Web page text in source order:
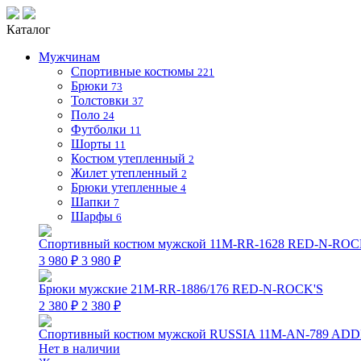
Каталог
Мужчинам
Спортивные костюмы 221
Брюки 73
Толстовки 37
Поло 24
Футболки 11
Шорты 11
Костюм утепленный 2
Жилет утепленный 2
Брюки утепленные 4
Шапки 7
Шарфы 6
Спортивный костюм мужской 11M-RR-1628 RED-N-
3 980 ₽ 3 980 ₽
Брюки мужские 21M-RR-1886/176 RED-N-ROCK'S
2 380 ₽ 2 380 ₽
Спортивный костюм мужской RUSSIA 11M-AN-789
Нет в наличии